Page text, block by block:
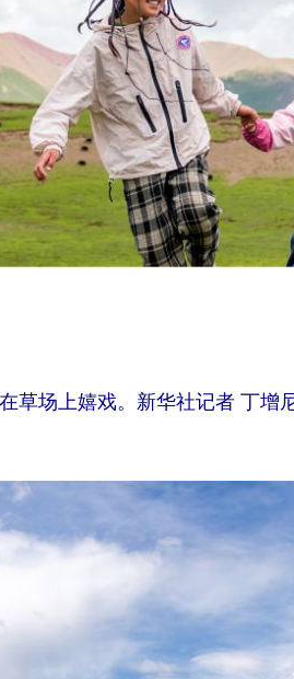
场上嬉戏。新华社记者 丁增